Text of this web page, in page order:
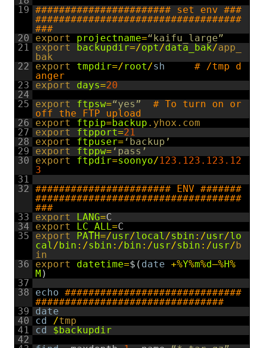
19
20
21
22
23
24
25
26
27
28
29
30
31
32
33
34
35
36
37
38
39
40
41
42
####################### set env ###
###################################
###
export projectname=“kaifu_large”
export backupdir=/opt /data_bak/app_
bak
export tmpdir=/root /sh
# /tmp d
anger
export days=20
export ftpsw=“yes”
# To turn on or
off the FTP upload
export ftpip=backup .yhox .com
export ftpport=21
export ftpuser= ‘backup’
export ftppw= ‘pass’
export ftpdir=soonyo/123.123.123.12
3
####################### ENV #######
###################################
###
export LANG=C
export LC_ALL =C
export PATH=/usr/local /sbin : /usr/lo
cal /bin : /sbin : /bin : /usr/sbin : /usr/b
in
export datetime=$ ( date +%Y%m%d–%H%
M )
echo ##############################
################################
date
cd
/tmp
cd
$backupdir